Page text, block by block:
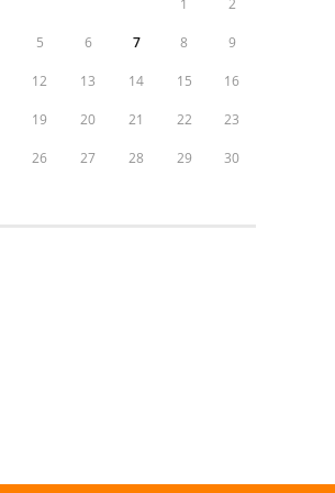
1 2
5 6 7 8 9
12 13 14 15 16
19 20 21 22 23
26 27 28 29 30